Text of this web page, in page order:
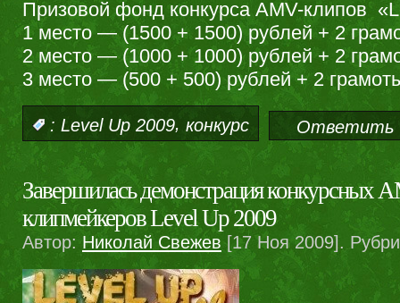
Призовой фонд конкурса AMV-клипов
1 место — (1500 + 1500) рублей + 2
2 место — (1000 + 1000) рублей + 2
3 место — (500 + 500) рублей + 2
: Level Up 2009, конкурс Ответить
Завершилась демонстрация конкурсных
клипмейкеров Level Up 2009
Автор: Николай Свежев [17 Ноя 2009].